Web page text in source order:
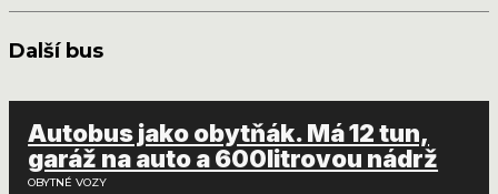
Další bus
Autobus jako obytňák. Má 12 tun,
garáž na auto a 600litrovou nádrž
OBYTNÉ VOZY